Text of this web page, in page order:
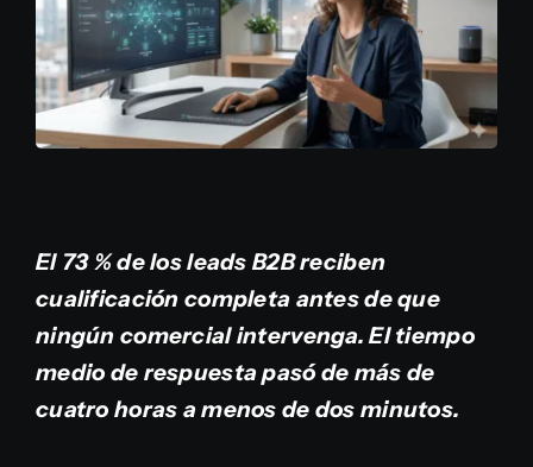
El 73 % de los leads B2B reciben
cualificación completa antes de que
ningún comercial intervenga. El tiempo
medio de respuesta pasó de más de
cuatro horas a menos de dos minutos.